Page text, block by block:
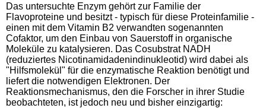
Das untersuchte Enzym gehört zur Familie der
Flavoproteine und besitzt - typisch für diese Proteinfamilie -
einen mit dem Vitamin B2 verwandten sogenannten
Cofaktor, um den Einbau von Sauerstoff in organische
Moleküle zu katalysieren. Das Cosubstrat NADH
(reduziertes Nicotinamidadenindinukleotid) wird dabei als
"Hilfsmolekül" für die enzymatische Reaktion benötigt und
liefert die notwendigen Elektronen. Der
Reaktionsmechanismus, den die Forscher in ihrer Studie
beobachteten, ist jedoch neu und bisher einzigartig: